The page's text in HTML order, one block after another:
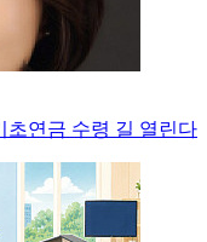
초연금 수령 길 열린다